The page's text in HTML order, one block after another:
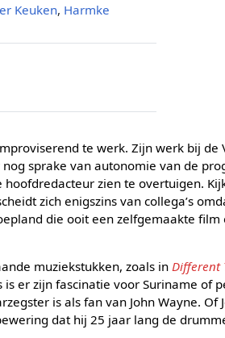
Keuken, Harmke
te werk. Zijn werk bij de
sprake van autonomie van de
zien te overtuigen.
zich enigszins van collega’s
die ooit een zelfgemaakte film
muziekstukken, zoals inDifferent
is er zijn fascinatie voor Suriname of
is als fan van John Wayne. Of
dat hij 25 jaar lang de